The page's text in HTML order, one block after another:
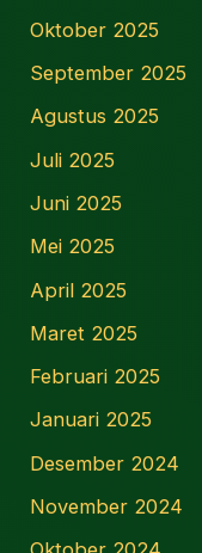
Oktober 2025
September 2025
Agustus 2025
Juli 2025
Juni 2025
Mei 2025
April 2025
Maret 2025
Februari 2025
Januari 2025
Desember 2024
November 2024